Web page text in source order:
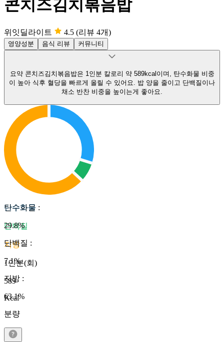
콘치즈김치볶음밥
위잇딜라이트 4.5 (리뷰 4개)
영양성분 음식 리뷰 커뮤니티
요약 콘치즈김치볶음밥은 1인분 칼로리 약 589kcal이며, 탄수화물 비중
이 높아 식후 혈당을 빠르게 올릴 수 있어요. 밥 양을 줄이고 단백질이나
채소 반찬 비중을 높이는게 좋아요.
탄수화물
단백질
지방
1인분(회)
589
Kcal
탄수화물 :
29.8%
단백질 :
7.1%
지방 :
63.1%
분량